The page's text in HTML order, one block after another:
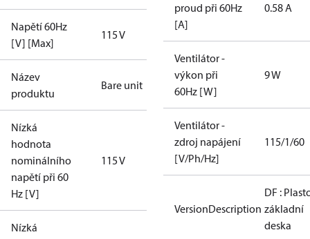
Napětí 60Hz
[V] [Max]
115 V
Název
produktu
Bare unit
Nízká
hodnota
nominálního
napětí při 60
Hz [V]
115 V
Nízká
proud při 60Hz
[A]
0.58 A
Ventilátor -
výkon při
60Hz [W]
9 W
Ventilátor -
zdroj napájení
[V/Ph/Hz]
115/1/60
VersionDescription
DF :
základní
deska